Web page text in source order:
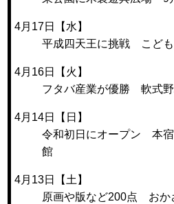
4月17日【水】
平成四天王に挑戦 こど
4月16日【火】
フタバ産業が優勝 軟式
4月14日【日】
令和初日にオープン 本
館
4月13日【土】
原画や版など200点 おか